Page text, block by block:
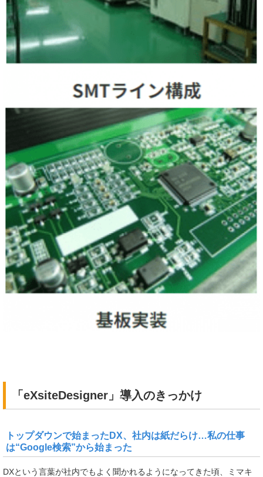
「eXsiteDesigner」導入のきっかけ
トップダウンで始まったDX、社内は紙だらけ…私の仕事
は“Google検索”から始まった
DXという言葉が社内でもよく聞かれるようになってきた頃、ミマキ